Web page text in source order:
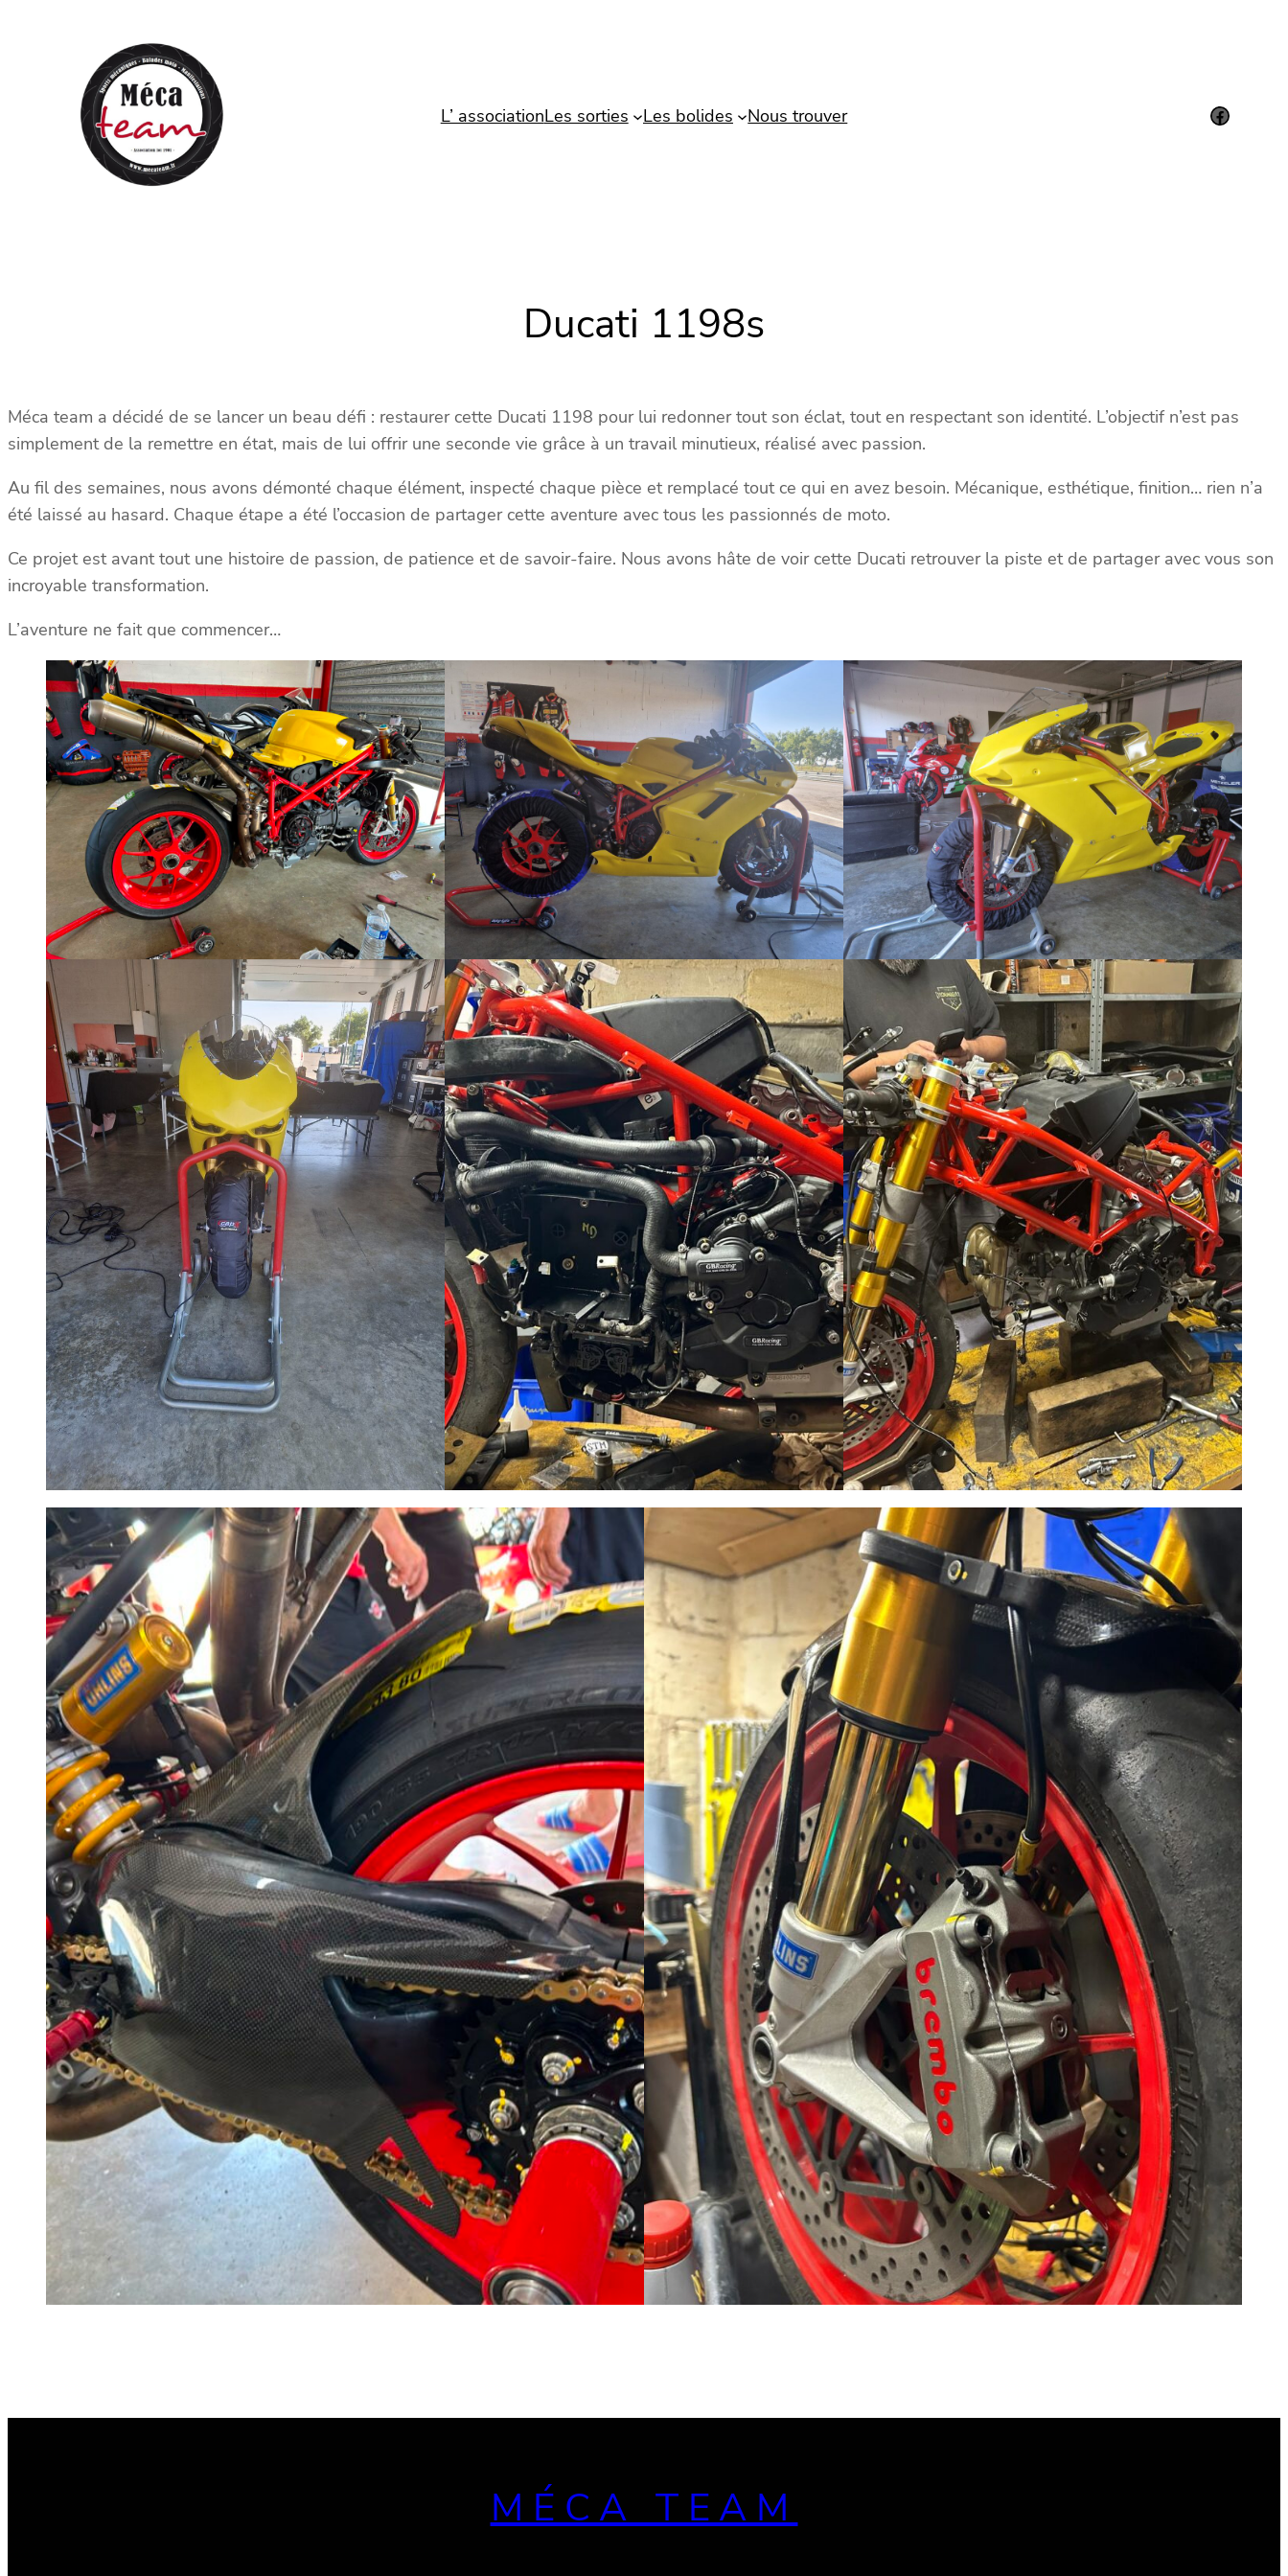
L’ associationLes sorties Les bolides Nous trouver Facebook
Ducati 1198s
Méca team a décidé de se lancer un beau défi : restaurer cette Ducati 1198 pour lui redonner tout son éclat, tout en respectant son identité. L’objectif n’est pas
simplement de la remettre en état, mais de lui offrir une seconde vie grâce à un travail minutieux, réalisé avec passion.
Au fil des semaines, nous avons démonté chaque élément, inspecté chaque pièce et remplacé tout ce qui en avez besoin. Mécanique, esthétique, finition… rien n’a
été laissé au hasard. Chaque étape a été l’occasion de partager cette aventure avec tous les passionnés de moto.
Ce projet est avant tout une histoire de passion, de patience et de savoir-faire. Nous avons hâte de voir cette Ducati retrouver la piste et de partager avec vous son
incroyable transformation.
L’aventure ne fait que commencer…
MÉCA TEAM